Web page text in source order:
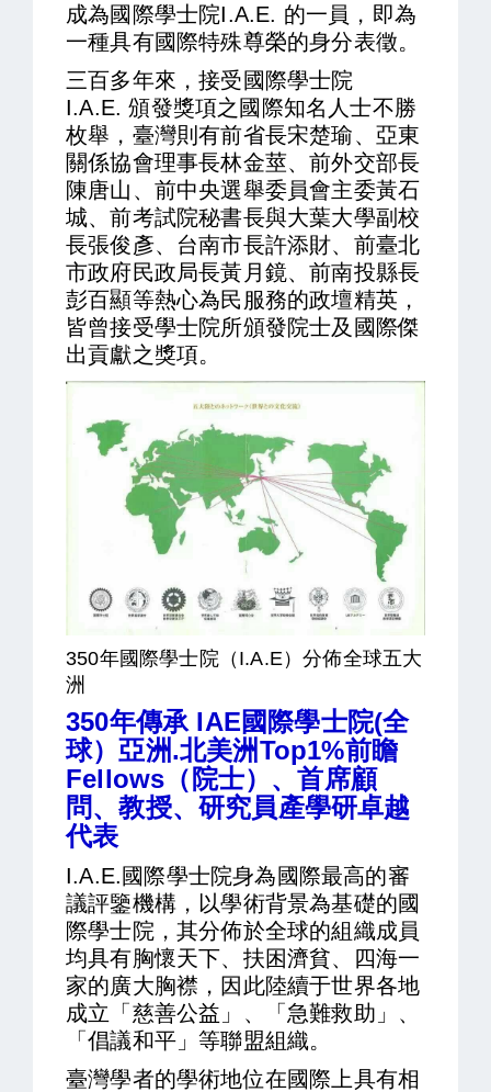
成為國際學士院I.A.E. 的一員，即為
一種具有國際特殊尊榮的身分表徵。
三百多年來，接受國際學士院
I.A.E. 頒發獎項之國際知名人士不勝
枚舉，臺灣則有前省長宋楚瑜、亞東
關係協會理事長林金莖、前外交部長
陳唐山、前中央選舉委員會主委黃石
城、前考試院秘書長與大葉大學副校
長張俊彥、台南市長許添財、前臺北
市政府民政局長黃月鏡、前南投縣長
彭百顯等熱心為民服務的政壇精英，
皆曾接受學士院所頒發院士及國際傑
出貢獻之獎項。
350年國際學士院（I.A.E）分佈全球五大
洲
350年傳承 IAE國際學士院(全
球）亞洲.北美洲Top1%前瞻
Fellows（院士）、首席顧
問、教授、研究員產學研卓越
代表
I.A.E.國際學士院身為國際最高的審
議評鑒機構，以學術背景為基礎的國
際學士院，其分佈於全球的組織成員
均具有胸懷天下、扶困濟貧、四海一
家的廣大胸襟，因此陸續于世界各地
成立「慈善公益」、「急難救助」、
「倡議和平」等聯盟組織。
臺灣學者的學術地位在國際上具有相